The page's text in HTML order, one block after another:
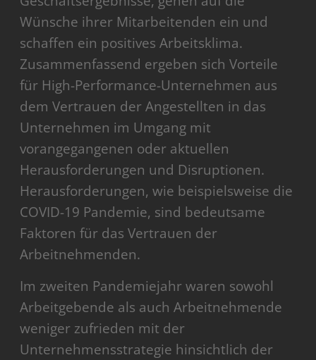
Wünsche ihrer Mitarbeitenden ein und
schaffen ein positives Arbeitsklima.
Zusammenfassend ergeben sich Vorteile
für High-Performance-Unternehmen aus
dem Vertrauen der Angestellten in das
Unternehmen im Umgang mit
vorangegangenen oder aktuellen
Herausforderungen und Disruptionen.
Herausforderungen, wie beispielsweise die
COVID-19 Pandemie, sind bedeutsame
Faktoren für das Vertrauen der
Arbeitnehmenden.
Im zweiten Pandemiejahr waren sowohl
Arbeitgebende als auch Arbeitnehmende
weniger zufrieden mit der
Unternehmensstrategie hinsichtlich der